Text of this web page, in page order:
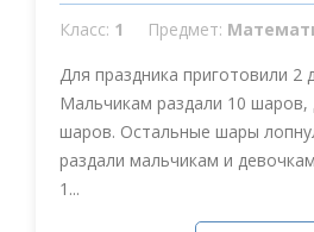
Класс: 1 Предмет:
Для праздника приготовили 2
Мальчикам раздали 10 шаров,
шаров. Остальные шары
раздали мальчикам и
1...